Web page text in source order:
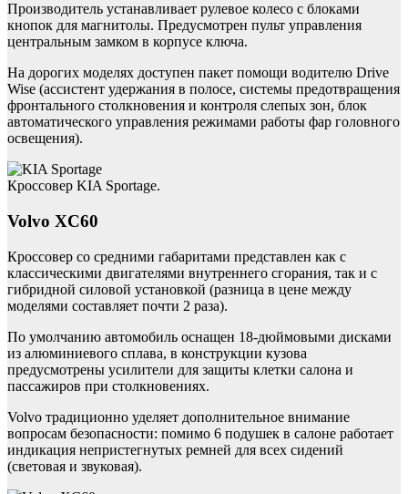
Производитель устанавливает рулевое колесо с блоками
кнопок для магнитолы. Предусмотрен пульт управления
центральным замком в корпусе ключа.
На дорогих моделях доступен пакет помощи водителю Drive
Wise (ассистент удержания в полосе, системы предотвращения
фронтального столкновения и контроля слепых зон, блок
автоматического управления режимами работы фар головного
освещения).
Кроссовер KIA Sportage.
Volvo XC60
Кроссовер со средними габаритами представлен как с
классическими двигателями внутреннего сгорания, так и с
гибридной силовой установкой (разница в цене между
моделями составляет почти 2 раза).
По умолчанию автомобиль оснащен 18-дюймовыми дисками
из алюминиевого сплава, в конструкции кузова
предусмотрены усилители для защиты клетки салона и
пассажиров при столкновениях.
Volvo традиционно уделяет дополнительное внимание
вопросам безопасности: помимо 6 подушек в салоне работает
индикация непристегнутых ремней для всех сидений
(световая и звуковая).